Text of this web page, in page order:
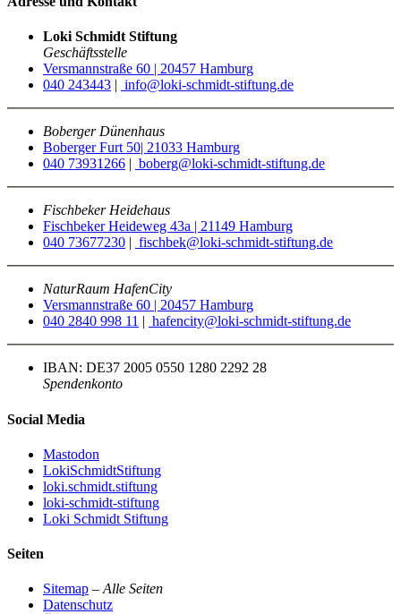
Loki Schmidt Stiftung
Geschäftsstelle
Versmannstraße 60 | 20457 Hamburg
040 243443 | info@loki-schmidt-stiftung.de
Boberger Dünenhaus
Boberger Furt 50| 21033 Hamburg
040 73931266 | boberg@loki-schmidt-stiftung.de
Fischbeker Heidehaus
Fischbeker Heideweg 43a | 21149 Hamburg
040 73677230 | fischbek@loki-schmidt-stiftung.de
NaturRaum HafenCity
Versmannstraße 60 | 20457 Hamburg
040 2840 998 11 | hafencity@loki-schmidt-stiftung.de
IBAN: DE37 2005 0550 1280 2292 28
Spendenkonto
Social Media
Mastodon
LokiSchmidtStiftung
loki.schmidt.stiftung
loki-schmidt-stiftung
Loki Schmidt Stiftung
Seiten
Sitemap –Alle Seiten
Datenschutz